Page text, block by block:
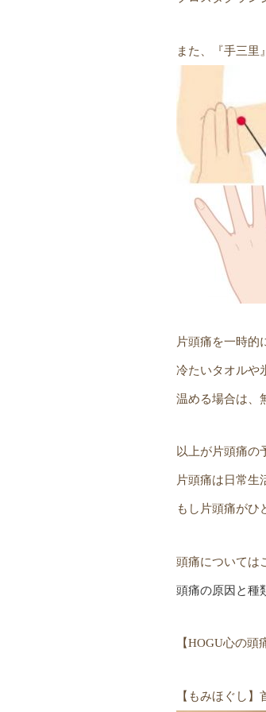
また、『手三里
片頭痛を一時的
冷たいタオルや
温める場合は、
以上が片頭痛の
片頭痛は日常生
もし片頭痛がひ
頭痛については
頭痛の原因と種
【HOGU心の頭
【もみほぐし